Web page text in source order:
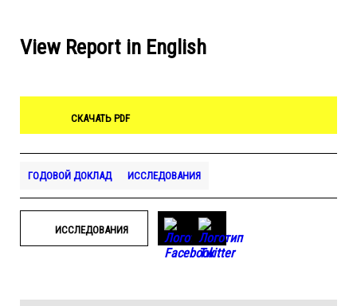
View Report in English
СКАЧАТЬ PDF
ГОДОВОЙ ДОКЛАД ИССЛЕДОВАНИЯ
ИССЛЕДОВАНИЯ